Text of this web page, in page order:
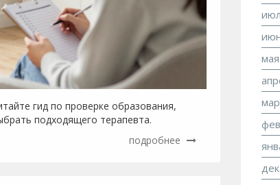
гид по проверке образования,
подходящего терапевта.
подробнее